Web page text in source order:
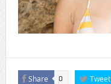
Share 0 Tweet